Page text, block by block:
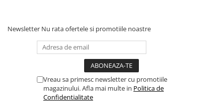
Newsletter Nu rata ofertele si promotiile noastre
Vreau sa primesc newsletter cu promotiile
magazinului. Afla mai multe in Politica de
Confidentialitate